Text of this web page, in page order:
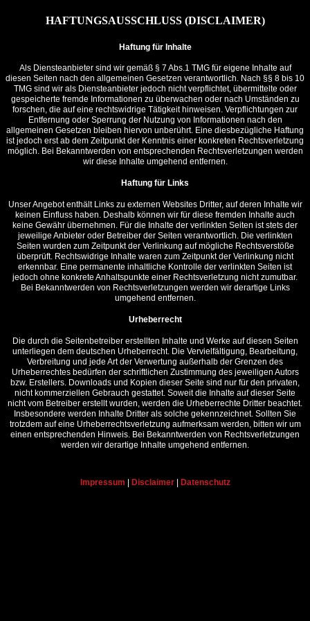
HAFTUNGSAUSSCHLUSS (DISCLAIMER)
Haftung für Inhalte
Als Diensteanbieter sind wir gemäß § 7 Abs.1 TMG für eigene Inhalte auf
diesen Seiten nach den allgemeinen Gesetzen verantwortlich. Nach §§ 8 bis 10
TMG sind wir als Diensteanbieter jedoch nicht verpflichtet, übermittelte oder
gespeicherte fremde Informationen zu überwachen oder nach Umständen zu
forschen, die auf eine rechtswidrige Tätigkeit hinweisen. Verpflichtungen zur
Entfernung oder Sperrung der Nutzung von Informationen nach den
allgemeinen Gesetzen bleiben hiervon unberührt. Eine diesbezügliche Haftung
ist jedoch erst ab dem Zeitpunkt der Kenntnis einer konkreten Rechtsverletzung
möglich. Bei Bekanntwerden von entsprechenden Rechtsverletzungen werden
wir diese Inhalte umgehend entfernen.
Haftung für Links
Unser Angebot enthält Links zu externen Websites Dritter, auf deren Inhalte wir
keinen Einfluss haben. Deshalb können wir für diese fremden Inhalte auch
keine Gewähr übernehmen. Für die Inhalte der verlinkten Seiten ist stets der
jeweilige Anbieter oder Betreiber der Seiten verantwortlich. Die verlinkten
Seiten wurden zum Zeitpunkt der Verlinkung auf mögliche Rechtsverstöße
überprüft. Rechtswidrige Inhalte waren zum Zeitpunkt der Verlinkung nicht
erkennbar. Eine permanente inhaltliche Kontrolle der verlinkten Seiten ist
jedoch ohne konkrete Anhaltspunkte einer Rechtsverletzung nicht zumutbar.
Bei Bekanntwerden von Rechtsverletzungen werden wir derartige Links
umgehend entfernen.
Urheberrecht
Die durch die Seitenbetreiber erstellten Inhalte und Werke auf diesen Seiten
unterliegen dem deutschen Urheberrecht. Die Vervielfältigung, Bearbeitung,
Verbreitung und jede Art der Verwertung außerhalb der Grenzen des
Urheberrechtes bedürfen der schriftlichen Zustimmung des jeweiligen Autors
bzw. Erstellers. Downloads und Kopien dieser Seite sind nur für den privaten,
nicht kommerziellen Gebrauch gestattet. Soweit die Inhalte auf dieser Seite
nicht vom Betreiber erstellt wurden, werden die Urheberrechte Dritter beachtet.
Insbesondere werden Inhalte Dritter als solche gekennzeichnet. Sollten Sie
trotzdem auf eine Urheberrechtsverletzung aufmerksam werden, bitten wir um
einen entsprechenden Hinweis. Bei Bekanntwerden von Rechtsverletzungen
werden wir derartige Inhalte umgehend entfernen.
Impressum Disclaimer| Datenschutz